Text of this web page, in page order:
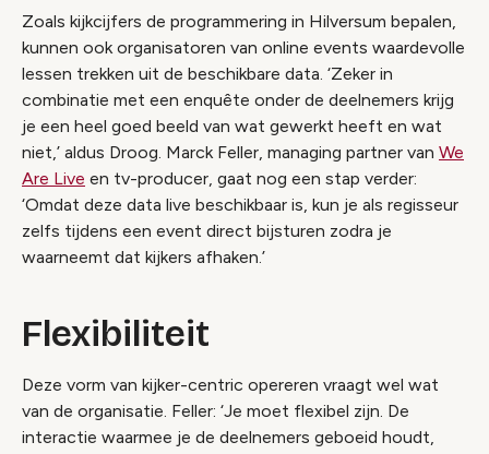
Zoals kijkcijfers de programmering in Hilversum bepalen,
kunnen ook organisatoren van online events waardevolle
lessen trekken uit de beschikbare data. ‘Zeker in
combinatie met een enquête onder de deelnemers krijg
je een heel goed beeld van wat gewerkt heeft en wat
niet,’ aldus Droog. Marck Feller, managing partner van We
Are Live en tv-producer, gaat nog een stap verder:
‘Omdat deze data live beschikbaar is, kun je als regisseur
zelfs tijdens een event direct bijsturen zodra je
waarneemt dat kijkers afhaken.’
Flexibiliteit
Deze vorm van kijker-centric opereren vraagt wel wat
van de organisatie. Feller: ‘Je moet flexibel zijn. De
interactie waarmee je de deelnemers geboeid houdt,